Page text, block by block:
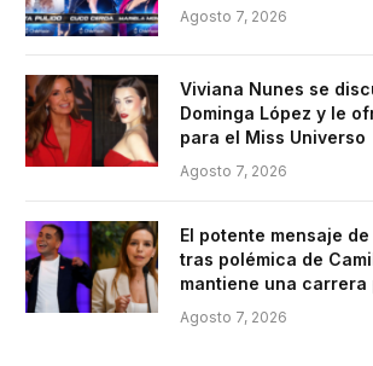
Agosto 7, 2026
Viviana Nunes se
Dominga López y le
para el Miss Universo
Agosto 7, 2026
El potente mensaje
tras polémica de
mantiene una carrera
Agosto 7, 2026